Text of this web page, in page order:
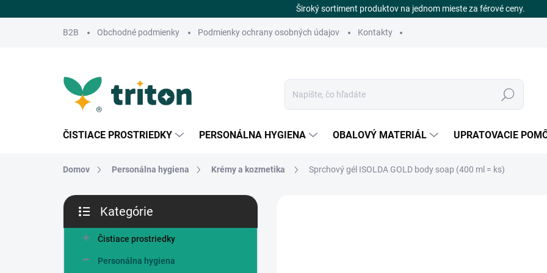
na
Široký sortiment produktov na jednom mieste za férové ceny.
B2B Obchodné podmienky Podmienky ochrany osobných údajov Kontakty
Hľadať
ČISTIACE PROSTRIEDKY PERSONÁLNA HYGIENA OBALOVÝ MATERIÁL UPRATOVACIE
Domov Personálna hygiena Krémy a kozmetika Sprchový gél ISOLDA GOLD body soap (400 ml = ks)
B
č
kategórie
Kategórie
Čistiace prostriedky
Personálna hygiena